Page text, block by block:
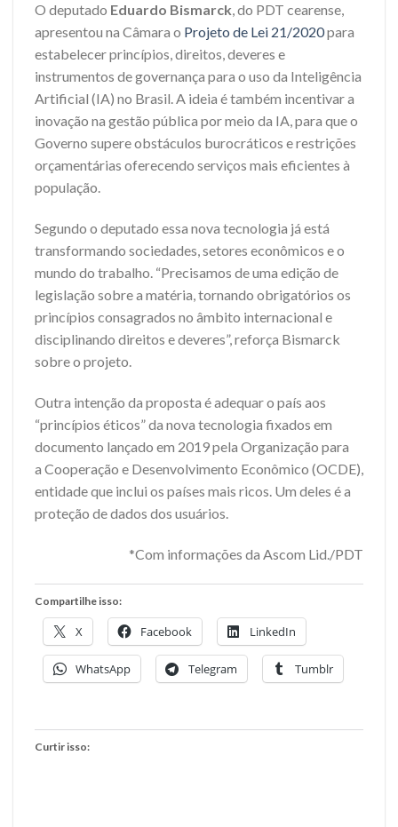
O deputado Eduardo Bismarck, do PDT cearense,
apresentou na Câmara o Projeto de Lei 21/2020para
estabelecer princípios, direitos, deveres e
instrumentos de governança para o uso da Inteligência
Artificial (IA) no Brasil. A ideia é também incentivar a
inovação na gestão pública por meio da IA, para que o
Governo supere obstáculos burocráticos e restrições
orçamentárias oferecendo serviços mais eficientes à
população.
Segundo o deputado essa nova tecnologia já está
transformando sociedades, setores econômicos e o
mundo do trabalho. “Precisamos de uma edição de
legislação sobre a matéria, tornando obrigatórios os
princípios consagrados no âmbito internacional e
disciplinando direitos e deveres”, reforça Bismarck
sobre o projeto.
Outra intenção da proposta é adequar o país aos
“princípios éticos” da nova tecnologia fixados em
documento lançado em 2019 pela Organização para
a Cooperação e Desenvolvimento Econômico (OCDE),
entidade que inclui os países mais ricos. Um deles é a
proteção de dados dos usuários.
*Com informações da Ascom Lid./PDT
Compartilhe isso:
X Facebook LinkedIn
WhatsApp Telegram Tumblr
Curtir isso: